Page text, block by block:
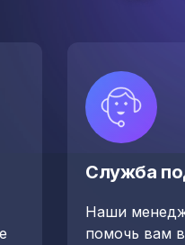
Служба
Наши
помочь вам